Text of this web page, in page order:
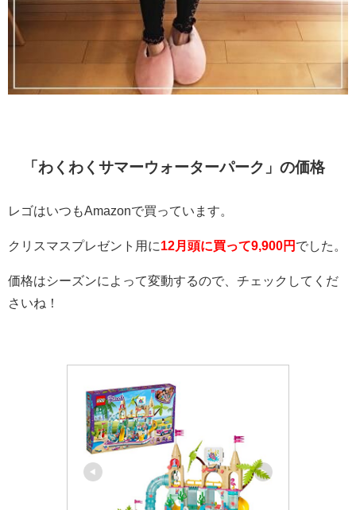
「わくわくサマーウォーターパーク」の価格
レゴはいつもAmazonで買っています。
クリスマスプレゼント用に12月頭に買って9,900円 でした。
価格はシーズンによって変動するので、チェックしてくだ
さいね！